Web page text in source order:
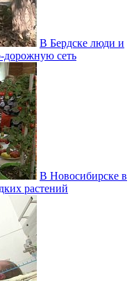
В Бердске люди и
сеть
В Новосибирске в
растений